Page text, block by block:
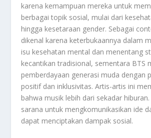
karena kemampuan mereka untuk
berbagai topik sosial, mulai dari
hingga kesetaraan gender. Sebagai
dikenal karena keterbukaannya dalam
isu kesehatan mental dan menentang
kecantikan tradisional, sementara BTS
pemberdayaan generasi muda dengan
positif dan inklusivitas. Artis-artis ini
bahwa musik lebih dari sekadar
sarana untuk mengkomunikasikan ide
dapat menciptakan dampak sosial.